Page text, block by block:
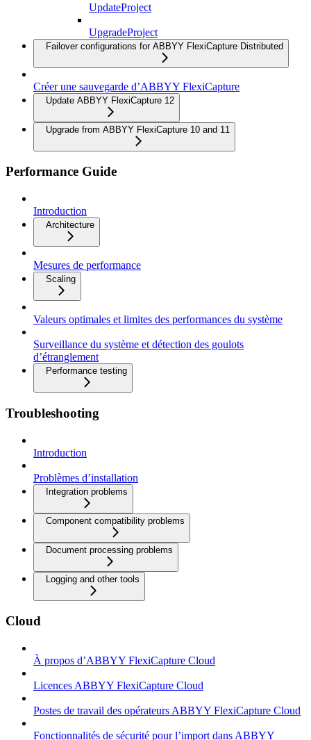
UpdateProject
UpgradeProject
Failover configurations for ABBYY FlexiCapture Distributed
Créer une sauvegarde d’ABBYY FlexiCapture
Update ABBYY FlexiCapture 12
Upgrade from ABBYY FlexiCapture 10 and 11
Performance Guide
Introduction
Architecture
Mesures de performance
Scaling
Valeurs optimales et limites des performances du système
Surveillance du système et détection des goulots
d’étranglement
Performance testing
Troubleshooting
Introduction
Problèmes d’installation
Integration problems
Component compatibility problems
Document processing problems
Logging and other tools
Cloud
À propos d’ABBYY FlexiCapture Cloud
Licences ABBYY FlexiCapture Cloud
Postes de travail des opérateurs ABBYY FlexiCapture Cloud
Fonctionnalités de sécurité pour l’import dans ABBYY